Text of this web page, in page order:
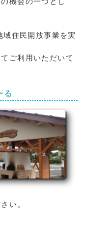
住民開放事業を実
ご利用いただいて
る
い。